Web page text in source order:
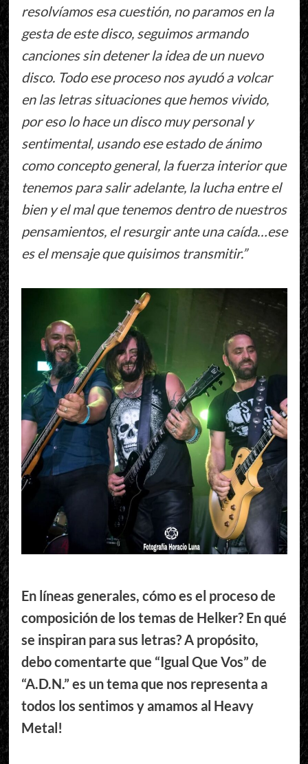
resolvíamos esa cuestión, no paramos en la
gesta de este disco, seguimos armando
canciones sin detener la idea de un nuevo
disco. Todo ese proceso nos ayudó a volcar
en las letras situaciones que hemos vivido,
por eso lo hace un disco muy personal y
sentimental, usando ese estado de ánimo
como concepto general, la fuerza interior que
tenemos para salir adelante, la lucha entre el
bien y el mal que tenemos dentro de nuestros
pensamientos, el resurgir ante una caída…ese
es el mensaje que quisimos transmitir.”
En líneas generales, cómo es el proceso de
composición de los temas de Helker? En qué
se inspiran para sus letras? A propósito,
debo comentarte que “Igual Que Vos” de
“A.D.N.” es un tema que nos representa a
todos los sentimos y amamos al Heavy
Metal!